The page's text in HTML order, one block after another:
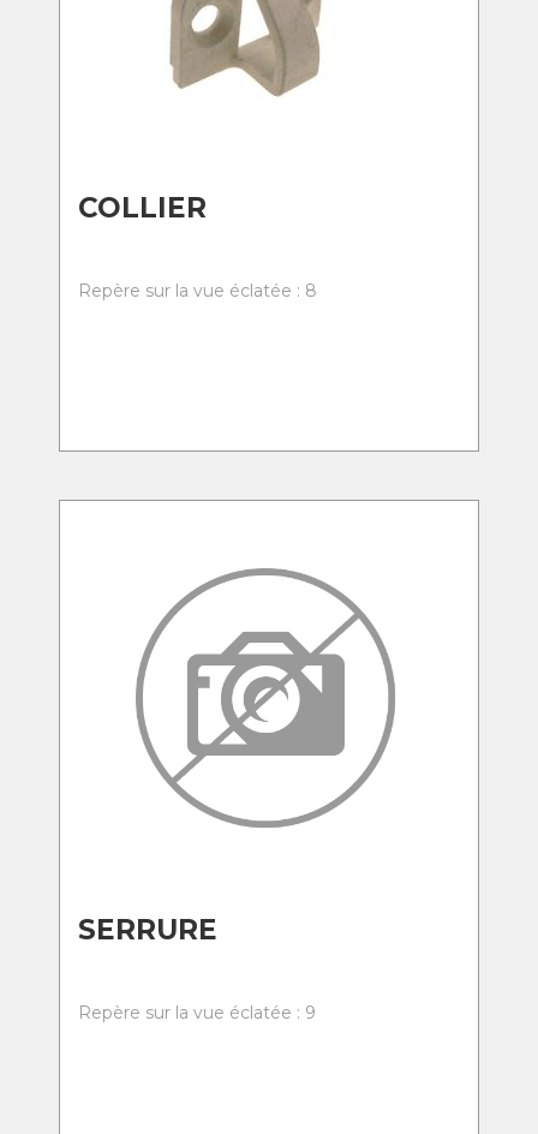
COLLIER
Repère sur la vue éclatée : 8
SERRURE
Repère sur la vue éclatée : 9